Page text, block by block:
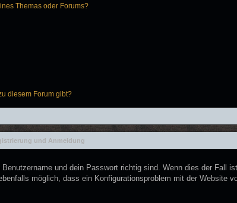
Themas oder Forums?
diesem Forum gibt?
und Anmeldung
und dein Passwort richtig sind. Wenn dies der Fall
möglich, dass ein Konfigurationsproblem mit der Website